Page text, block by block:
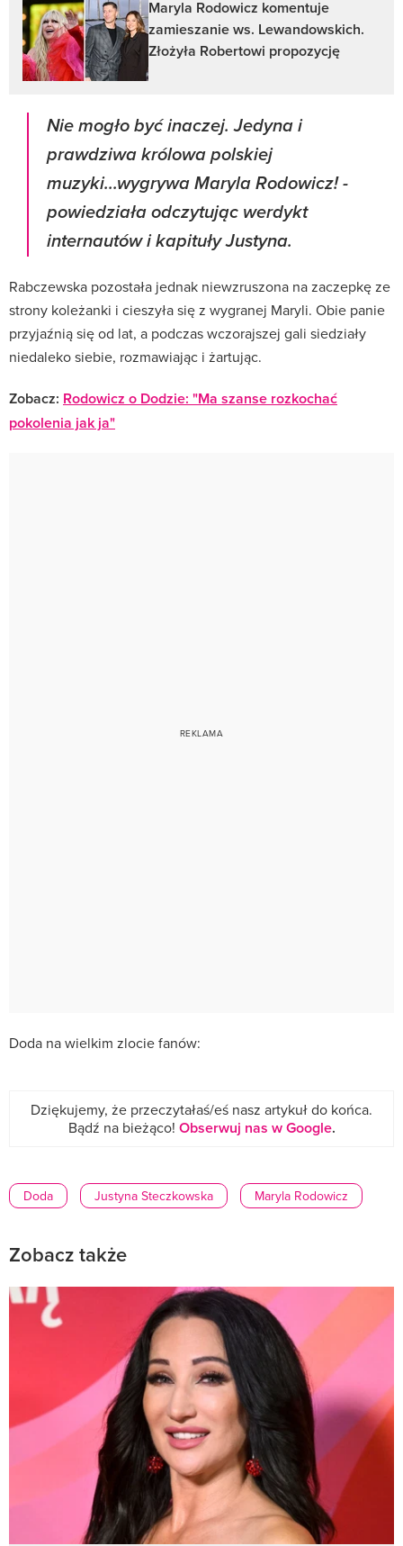
Maryla Rodowicz komentuje
zamieszanie ws. Lewandowskich.
Złożyła Robertowi propozycję
Nie mogło być inaczej. Jedyna i
prawdziwa królowa polskiej
muzyki...wygrywa Maryla Rodowicz!-
powiedziała odczytując werdykt
internautów i kapituły Justyna.
Rabczewska pozostała jednak niewzruszona na zaczepkę ze
strony koleżanki i cieszyła się z wygranej Maryli. Obie panie
przyjaźnią się od lat, a podczas wczorajszej gali siedziały
niedaleko siebie, rozmawiając i żartując.
Zobacz: Rodowicz o Dodzie: "Ma szanse rozkochać
pokolenia jak ja"
Doda na wielkim zlocie fanów:
Dziękujemy, że przeczytałaś/eś nasz artykuł do końca.
Bądź na bieżąco! Obserwuj nas w Google.
Doda Justyna Steczkowska Maryla Rodowicz
Zobacz także